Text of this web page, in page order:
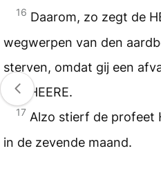
16 Daarom, zo zegt de
wegwerpen van den
sterven, omdat gij een
den HEERE.
17 Alzo stierf de profeet
in de zevende maand.